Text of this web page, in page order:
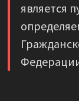
является